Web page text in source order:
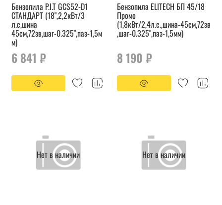
Бензопила P.I.T GCS52-D1
СТАНДАРТ (18",2,2кВт/3
л.с,шина
45см,72зв,шаг-0.325",паз-1,5м
м)
6 841 ₽
Бензопила ELITECH БП 45/18
Промо
(1,8кВт/2,4л.с.,шина-45см,72зв
,шаг-0.325",паз-1,5мм)
8 190 ₽
Нет в наличии Нет в наличии